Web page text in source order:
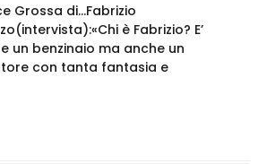
Grossa di…Fabrizio
è Fabrizio? E’
un benzinaio ma anche un
con tanta fantasia e